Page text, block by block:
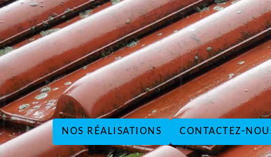
NOS RÉALISATIONS CONTACTEZ-